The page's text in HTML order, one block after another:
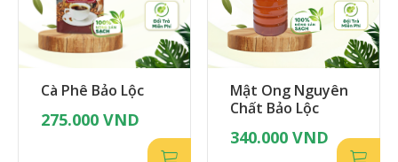
Cà Phê Bảo Lộc
275.000 VND
Mật Ong Nguyên
Chất Bảo Lộc
340.000 VND